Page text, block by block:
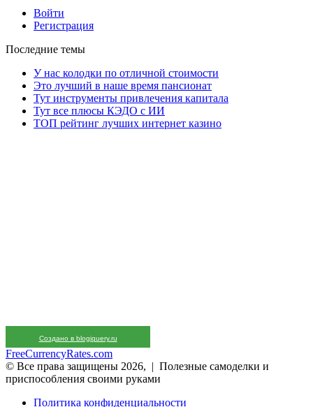
Войти
Регистрация
Последние темы
У нас колодки по отличной стоимости
Это лучший в наше время пансионат
Тут инструменты привлечения капитала
Тут все плюсы КЭДО с ИИ
ТОП рейтинг лучших интернет казино
Создано в blogjquery.ru
FreeCurrencyRates.com
© Все права защищены 2026, | Полезные самоделки и
приспособления своими руками
Политика конфиденциальности